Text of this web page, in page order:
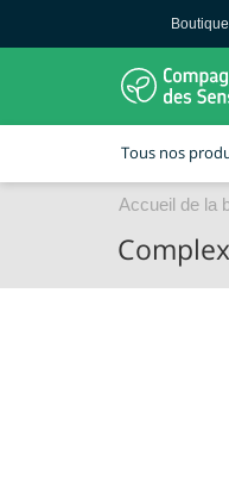
Boutique
Tous nos
Accueil de la